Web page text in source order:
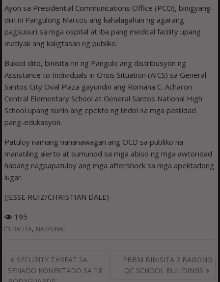
Ayon sa Presidential Communications Office (PCO), binigyang-
diin ni Pangulong Marcos ang kahalagahan ng agarang
pagsusuri sa mga ospital at iba pang medical facility upang
matiyak ang kaligtasan ng publiko.
Bukod dito, binisita rin ng Pangulo ang distribusyon ng
Assistance to Individuals in Crisis Situation (AICS) sa General
Santos City Oval Plaza gayundin ang Romana C. Acharon
Central Elementary School at General Santos National High
School upang suriin ang epekto ng lindol sa mga pasilidad
pang-edukasyon.
Patuloy namang nananawagan ang OCD sa publiko na
manatiling alerto at sumunod sa mga abiso ng mga awtoridad
habang nagpapatuloy ang mga aftershock sa mga apektadong
lugar.
(JESSE RUIZ/CHRISTIAN DALE)
195
BALITA, NASYUNAL
Post
navigation
SECURITY THREAT SA
SENADO KONEKTADO SA ’18
PBBM BINISITA 2 BAGONG
QC SCHOOL BUILDINGS